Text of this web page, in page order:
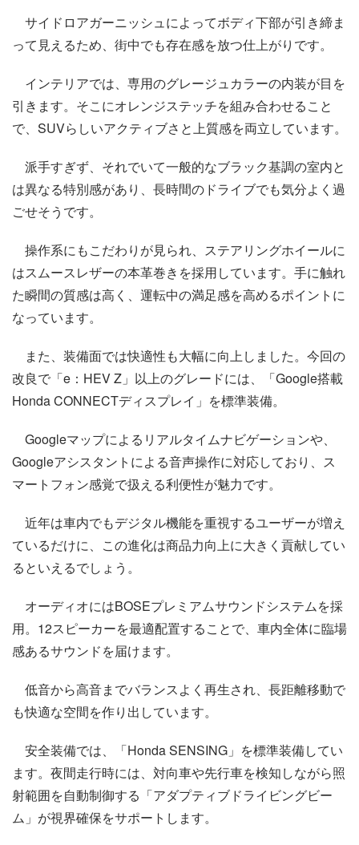
サイドロアガーニッシュによってボディ下部が引き締ま
って見えるため、街中でも存在感を放つ仕上がりです。
インテリアでは、専用のグレージュカラーの内装が目を
引きます。そこにオレンジステッチを組み合わせること
で、SUVらしいアクティブさと上質感を両立しています。
派手すぎず、それでいて一般的なブラック基調の室内と
は異なる特別感があり、長時間のドライブでも気分よく過
ごせそうです。
操作系にもこだわりが見られ、ステアリングホイールに
はスムースレザーの本革巻きを採用しています。手に触れ
た瞬間の質感は高く、運転中の満足感を高めるポイントに
なっています。
また、装備面では快適性も大幅に向上しました。今回の
改良で「e：HEV Z」以上のグレードには、「Google搭載
Honda CONNECTディスプレイ」を標準装備。
Googleマップによるリアルタイムナビゲーションや、
Googleアシスタントによる音声操作に対応しており、ス
マートフォン感覚で扱える利便性が魅力です。
近年は車内でもデジタル機能を重視するユーザーが増え
ているだけに、この進化は商品力向上に大きく貢献してい
るといえるでしょう。
オーディオにはBOSEプレミアムサウンドシステムを採
用。12スピーカーを最適配置することで、車内全体に臨場
感あるサウンドを届けます。
低音から高音までバランスよく再生され、長距離移動で
も快適な空間を作り出しています。
安全装備では、「Honda SENSING」を標準装備してい
ます。夜間走行時には、対向車や先行車を検知しながら照
射範囲を自動制御する「アダプティブドライビングビー
ム」が視界確保をサポートします。